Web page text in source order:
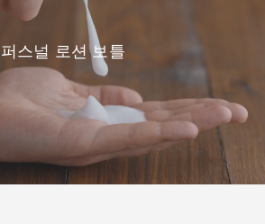
퍼스널 로션 보틀